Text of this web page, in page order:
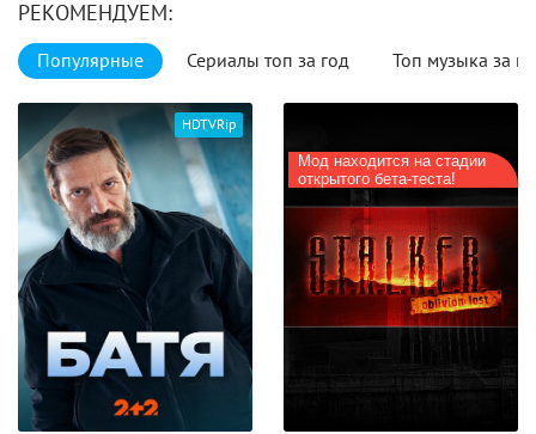
РЕКОМЕНДУЕМ:
Популярные Сериалы топ за год Топ музыка за
HDTVRip
Мод находится на стадии
открытого бета-теста!